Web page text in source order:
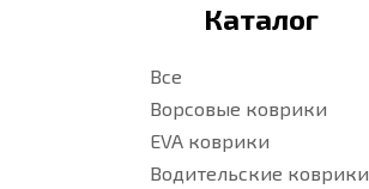
Каталог
Все
Ворсовые коврики
EVA коврики
Водительские коврики